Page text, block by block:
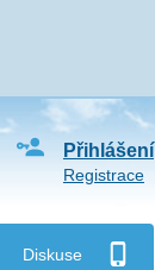
Diskuse
Přihlášení
Registrace